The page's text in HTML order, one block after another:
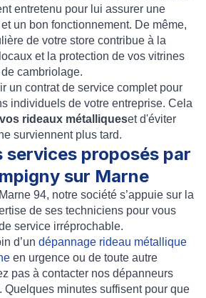
entretenu pour lui assurer une
un bon fonctionnement. De même,
de votre store contribue à la
et la protection de vos vitrines
cambriolage.
un contrat de service complet pour
individuels de votre entreprise. Cela
rideaux métalliqueset d'éviter
surviennent plus tard.
services proposés par
sur Marne
94, notre société s’appuie sur la
de ses techniciens pour vous
service irréprochable.
d’un dépannage rideau métallique
en urgence ou de toute autre
pas à contacter nos dépanneurs
Quelques minutes suffisent pour que